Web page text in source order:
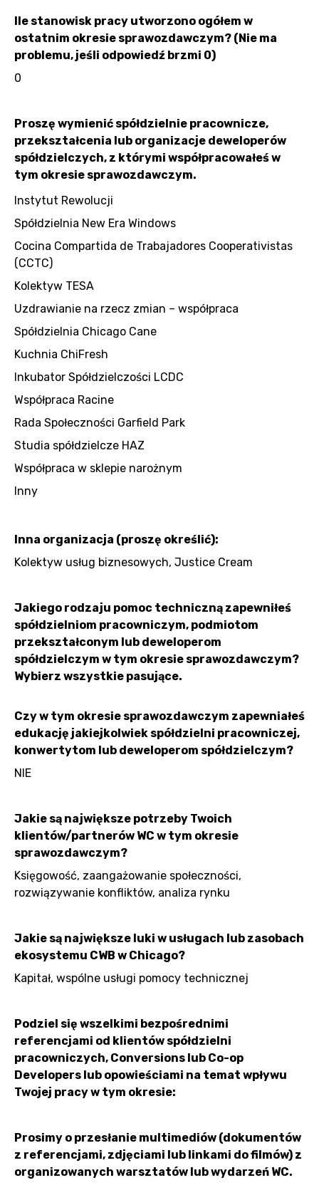
Ile stanowisk pracy utworzono ogółem w
ostatnim okresie sprawozdawczym? (Nie ma
problemu, jeśli odpowiedź brzmi 0)
0
Proszę wymienić spółdzielnie pracownicze,
przekształcenia lub organizacje deweloperów
spółdzielczych, z którymi współpracowałeś w
tym okresie sprawozdawczym.
Instytut Rewolucji
Spółdzielnia New Era Windows
Cocina Compartida de Trabajadores Cooperativistas
(CCTC)
Kolektyw TESA
Uzdrawianie na rzecz zmian – współpraca
Spółdzielnia Chicago Cane
Kuchnia ChiFresh
Inkubator Spółdzielczości LCDC
Współpraca Racine
Rada Społeczności Garfield Park
Studia spółdzielcze HAZ
Współpraca w sklepie narożnym
Inny
Inna organizacja (proszę określić):
Kolektyw usług biznesowych, Justice Cream
Jakiego rodzaju pomoc techniczną zapewniłeś
spółdzielniom pracowniczym, podmiotom
przekształconym lub deweloperom
spółdzielczym w tym okresie sprawozdawczym?
Wybierz wszystkie pasujące.
Czy w tym okresie sprawozdawczym zapewniałeś
edukację jakiejkolwiek spółdzielni pracowniczej,
konwertytom lub deweloperom spółdzielczym?
NIE
Jakie są największe potrzeby Twoich
klientów/partnerów WC w tym okresie
sprawozdawczym?
Księgowość, zaangażowanie społeczności,
rozwiązywanie konfliktów, analiza rynku
Jakie są największe luki w usługach lub zasobach
ekosystemu CWB w Chicago?
Kapitał, wspólne usługi pomocy technicznej
Podziel się wszelkimi bezpośrednimi
referencjami od klientów spółdzielni
pracowniczych, Conversions lub Co-op
Developers lub opowieściami na temat wpływu
Twojej pracy w tym okresie:
Prosimy o przesłanie multimediów (dokumentów
z referencjami, zdjęciami lub linkami do filmów) z
organizowanych warsztatów lub wydarzeń WC.